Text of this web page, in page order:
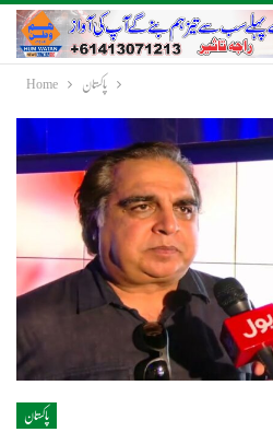
Home پاکستان
پاکستان